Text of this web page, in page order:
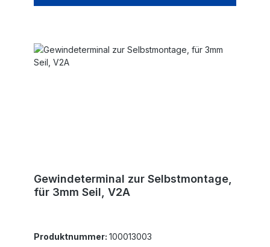
Gewindeterminal zur Selbstmontage,
für 3mm Seil, V2A
Produktnummer: 100013003